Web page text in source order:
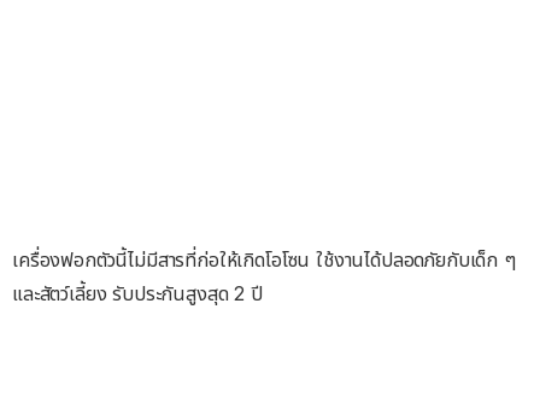
เครื่องฟอกตัวนี้ไม่มีสารที่ก่อให้เกิดโอโซน ใช้งานได้ปลอดภัยกับเด็ก ๆ
และสัตว์เลี้ยง รับประกันสูงสุด 2 ปี